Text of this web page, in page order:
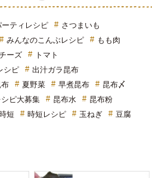
ーティレシピ
さつまいも
みんなのこんぶレシピ
もも肉
ーズ
トマト
シピ
出汁ガラ昆布
夏野菜 早煮昆布
昆布〆
ピ大募集 昆布水
昆布粉
短 時短レシピ 玉ねぎ
豆腐